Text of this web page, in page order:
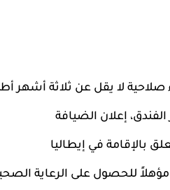
لا يقل عن ثلاثة أشهر
إعلان الضيافة
بالإقامة في إيطاليا
مؤهلاً للحصول على الرعاية